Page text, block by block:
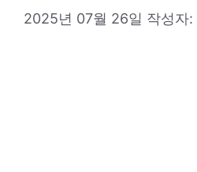
2025년 07월 26일 작성자: